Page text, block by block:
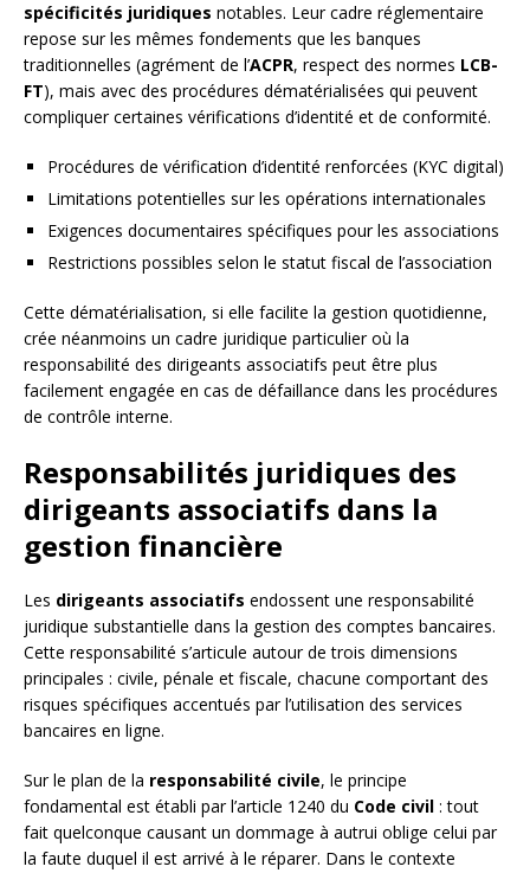
spécificités juridiques notables. Leur cadre réglementaire
repose sur les mêmes fondements que les banques
traditionnelles (agrément de l’ACPR, respect des normes LCB-
FT), mais avec des procédures dématérialisées qui peuvent
compliquer certaines vérifications d’identité et de conformité.
Procédures de vérification d’identité renforcées (KYC digital)
Limitations potentielles sur les opérations internationales
Exigences documentaires spécifiques pour les associations
Restrictions possibles selon le statut fiscal de l’association
Cette dématérialisation, si elle facilite la gestion quotidienne,
crée néanmoins un cadre juridique particulier où la
responsabilité des dirigeants associatifs peut être plus
facilement engagée en cas de défaillance dans les procédures
de contrôle interne.
Responsabilités juridiques des
dirigeants associatifs dans la
gestion financière
Les dirigeants associatifs endossent une responsabilité
juridique substantielle dans la gestion des comptes bancaires.
Cette responsabilité s’articule autour de trois dimensions
principales : civile, pénale et fiscale, chacune comportant des
risques spécifiques accentués par l’utilisation des services
bancaires en ligne.
Sur le plan de la responsabilité civile, le principe
fondamental est établi par l’article 1240 du Code civil : tout
fait quelconque causant un dommage à autrui oblige celui par
la faute duquel il est arrivé à le réparer. Dans le contexte